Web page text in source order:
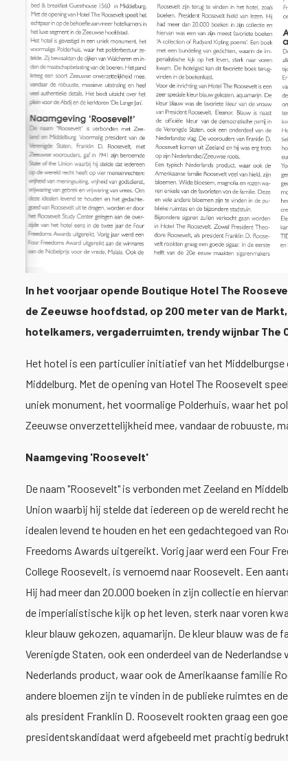
In het voorjaar opende Boutique Hotel The
de Zeeuwse hoofdstad, op 200 meter van de
hotelkamers, vergaderruimten, trendy wijnbar
Het hotel is een particulier initiatief van het
Middelburg. Met de opening van Hotel The Roosevelt
uniek monument, het voormalige Polderhuis, waar het
Zeeuwse onverzettelijkheid mee, vandaar de robuuste,
Naamgeving 'Roosevelt'
De naam "Roosevelt" is verbonden met Zeeland en
Union waarbij hij stelde dat iedereen op de wereld recht
idealen levend te houden en het een gedachtegoed van
Freedoms Awards uitgereikt. Vorig jaar werd een Four
College Roosevelt, is vernoemd naar Roosevelt. Een
Hij had meer dan 20.000 boeken in zijn collectie en
de imperialistische kijk op het leven, sterk naar voren
kleur blauw gekozen, aquamarijn. De kleur blauw was
Verenigde Staten, ook een onderdeel van de
Nederlands product, waar ook de Amerikaanse familie
andere bloemen zijn te vinden in de publieke ruimtes en
als president Franklin D. Roosevelt rookten graag een
presidentskandidaat werd afgebeeld met prachtig